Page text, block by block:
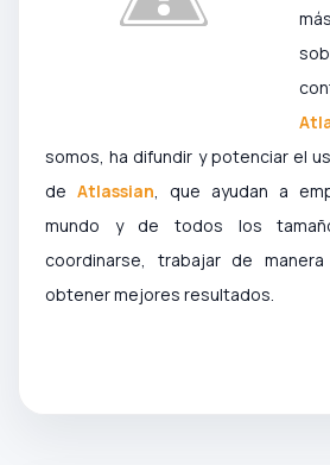
somos, ha difundir y potenciar el
de Atlassian, que ayudan a
mundo y de todos los
coordinarse, trabajar de
obtener mejores resultados.